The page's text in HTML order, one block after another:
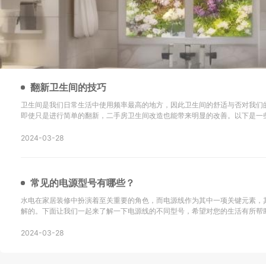
翻新卫生间的技巧
卫生间是我们日常生活中使用频率最高的地方，因此卫生间的舒适与否对我们
即使只是进行简单的翻新，二手房卫生间改造也能带来明显的改善。以下是一
铺设瓷砖是很重要的。确保地砖的铺设
2024-03-28
常见的电源型号有哪些？
水电在家居装修中扮演着至关重要的角色，而电源线作为其中一项关键元素，
解的。下面让我们一起来了解一下电源线的不同型号，希望对您的生活有所帮助！ SYV：这
同轴电缆。 KVV：这种电缆采用聚氯乙烯
2024-03-28